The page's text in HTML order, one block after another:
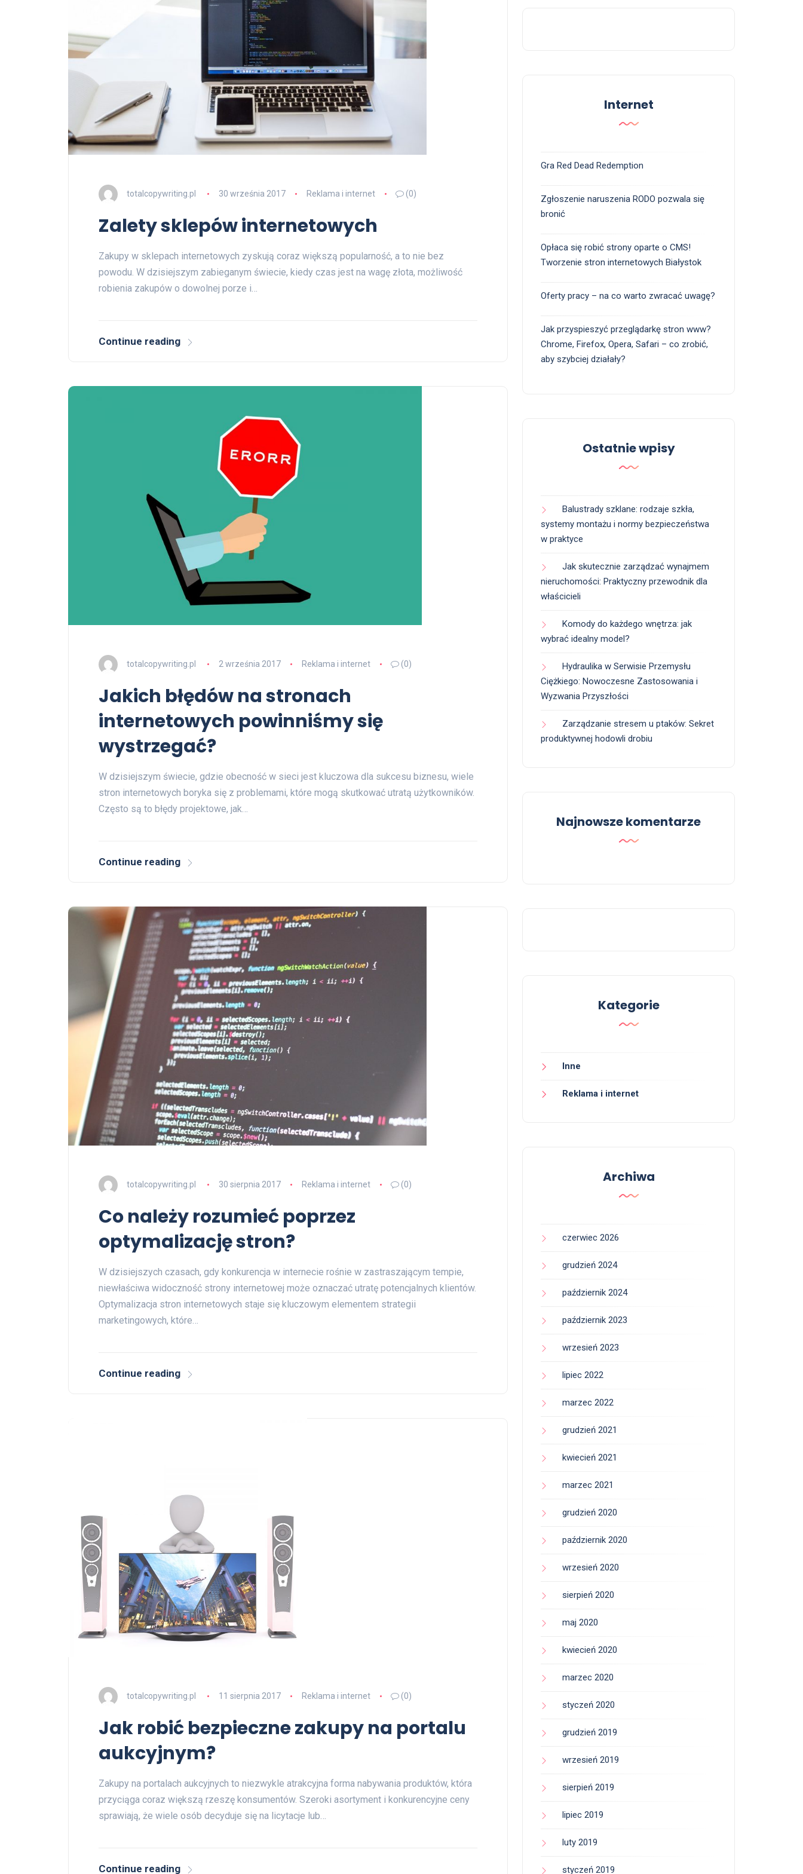
totalcopywriting.pl 30 września 2017 Reklama i internet (0)
Zalety sklepów internetowych
Zakupy w sklepach internetowych zyskują coraz większą popularność, a to nie bez
powodu. W dzisiejszym zabieganym świecie, kiedy czas jest na wagę złota, możliwość
robienia zakupów o dowolnej porze i…
Continue reading
totalcopywriting.pl 2 września 2017 Reklama i internet (0)
Jakich błędów na stronach
internetowych powinniśmy się
wystrzegać?
W dzisiejszym świecie, gdzie obecność w sieci jest kluczowa dla sukcesu biznesu, wiele
stron internetowych boryka się z problemami, które mogą skutkować utratą użytkowników.
Często są to błędy projektowe, jak…
Continue reading
totalcopywriting.pl 30 sierpnia 2017 Reklama i internet (0)
Co należy rozumieć poprzez
optymalizację stron?
W dzisiejszych czasach, gdy konkurencja w internecie rośnie w zastraszającym tempie,
niewłaściwa widoczność strony internetowej może oznaczać utratę potencjalnych klientów.
Optymalizacja stron internetowych staje się kluczowym elementem strategii
marketingowych, które…
Continue reading
totalcopywriting.pl 11 sierpnia 2017 Reklama i internet (0)
Jak robić bezpieczne zakupy na portalu
aukcyjnym?
Zakupy na portalach aukcyjnych to niezwykle atrakcyjna forma nabywania produktów, która
przyciąga coraz większą rzeszę konsumentów. Szeroki asortyment i konkurencyjne ceny
sprawiają, że wiele osób decyduje się na licytacje lub…
Continue reading
Internet
Gra Red Dead Redemption
Zgłoszenie naruszenia RODO pozwala się
bronić
Opłaca się robić strony oparte o CMS!
Tworzenie stron internetowych Białystok
Oferty pracy – na co warto zwracać uwagę?
Jak przyspieszyć przeglądarkę stron www?
Chrome, Firefox, Opera, Safari – co zrobić,
aby szybciej działały?
Ostatnie wpisy
Balustrady szklane: rodzaje szkła,
systemy montażu i normy bezpieczeństwa
w praktyce
Jak skutecznie zarządzać wynajmem
nieruchomości: Praktyczny przewodnik dla
właścicieli
Komody do każdego wnętrza: jak
wybrać idealny model?
Hydraulika w Serwisie Przemysłu
Ciężkiego: Nowoczesne Zastosowania i
Wyzwania Przyszłości
Zarządzanie stresem u ptaków: Sekret
produktywnej hodowli drobiu
Najnowsze komentarze
Kategorie
Inne
Reklama i internet
Archiwa
czerwiec 2026
grudzień 2024
październik 2024
październik 2023
wrzesień 2023
lipiec 2022
marzec 2022
grudzień 2021
kwiecień 2021
marzec 2021
grudzień 2020
październik 2020
wrzesień 2020
sierpień 2020
maj 2020
kwiecień 2020
marzec 2020
styczeń 2020
grudzień 2019
wrzesień 2019
sierpień 2019
lipiec 2019
luty 2019
styczeń 2019